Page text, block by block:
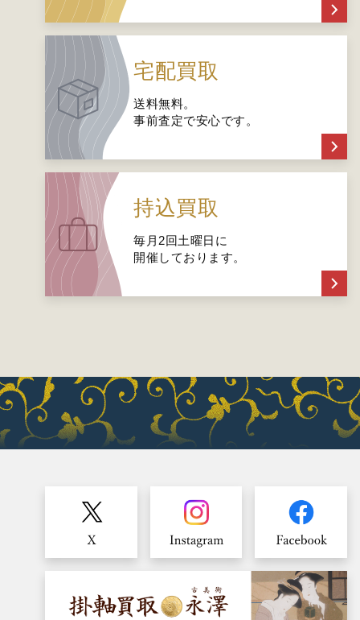
宅配買取
送料無料。
事前査定で安心です。
持込買取
毎月2回土曜日に
開催しております。